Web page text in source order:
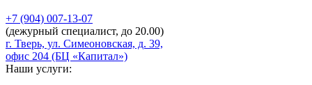
+7 (904) 007-13-07
(дежурный специалист, до 20.00)
г. Тверь, ул. Симеоновская, д. 39,
офис 204 (БЦ «Капитал»)
Наши услуги: